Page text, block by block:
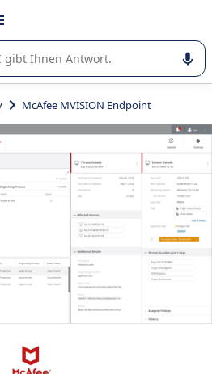
mit
bei der Nutzung oder Auswahl
McAfee MVISION Endpoint